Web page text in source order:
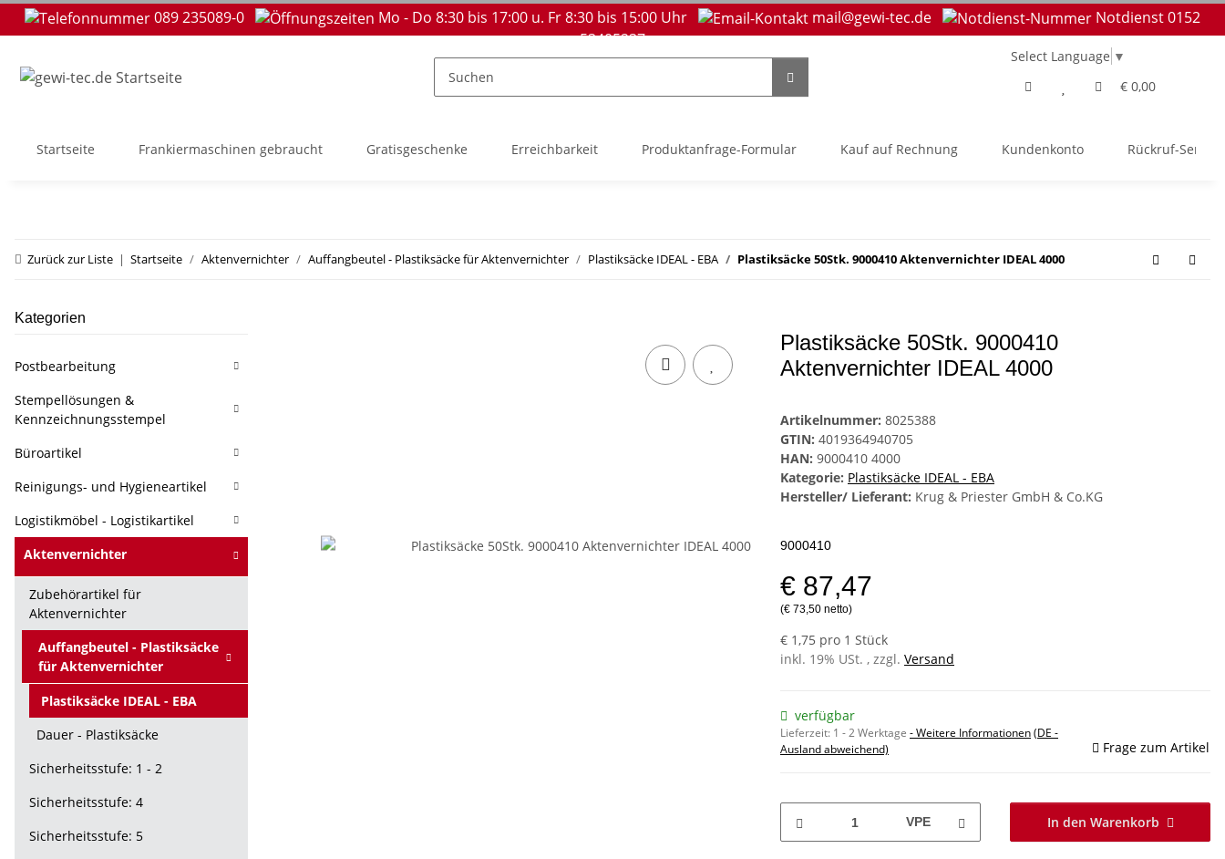
089 235089-0 Mo - Do 8:30 bis 17:00 u. Fr 8:30 bis 15:00 Uhr mail@gewi-tec.de
Notdienst 0152
53405237
Select Language ▼
€ 0,00
Startseite Frankiermaschinen gebraucht Gratisgeschenke Erreichbarkeit Produktanfrage-Formular Kauf auf Rechnung Kundenkonto Rückruf-Service
Zurück zur Liste Startseite Aktenvernichter Auffangbeutel - Plastiksäcke für Aktenvernichter Plastiksäcke IDEAL - EBA Plastiksäcke 50Stk. 9000410 Aktenvernichter IDEAL 4000
Plastiksäcke 50Stk. 9000410
Aktenvernichter IDEAL 4000
Artikelnummer: 8025388
GTIN: 4019364940705
HAN: 9000410 4000
Kategorie: Plastiksäcke IDEAL - EBA
Hersteller/ Lieferant: Krug & Priester GmbH & Co.KG
9000410
€ 87,47
(€ 73,50 netto)
€ 1,75 pro 1 Stück
inkl. 19% USt. , zzgl. Versand
verfügbar
Lieferzeit: 1 - 2 Werktage - Weitere Informationen(DE -
Ausland abweichend)
Frage zum Artikel
VPE In den Warenkorb
Kategorien
Postbearbeitung
Stempellösungen &
Kennzeichnungsstempel
Büroartikel
Reinigungs- und Hygieneartikel
Logistikmöbel - Logistikartikel
Aktenvernichter
Zubehörartikel für
Aktenvernichter
Auffangbeutel - Plastiksäcke
für Aktenvernichter
Plastiksäcke IDEAL - EBA
Dauer - Plastiksäcke
Sicherheitsstufe: 1 - 2
Sicherheitsstufe: 4
Sicherheitsstufe: 5